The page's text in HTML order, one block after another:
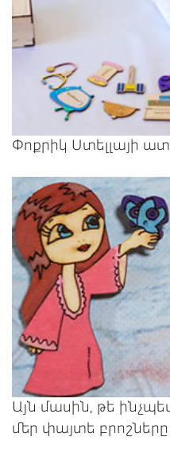
Փոքրիկ Ստելլայի
Այն մասին, թե
մեր փայտե բրոշները